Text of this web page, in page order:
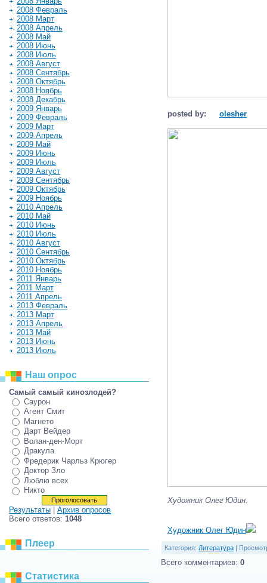
2008 Февраль
2008 Март
2008 Апрель
2008 Май
2008 Июнь
2008 Июль
2008 Август
2008 Сентябрь
2008 Октябрь
2008 Ноябрь
2008 Декабрь
2009 Январь
2009 Февраль
2009 Март
2009 Апрель
2009 Май
2009 Июнь
2009 Июль
2009 Август
2009 Сентябрь
2009 Октябрь
2009 Ноябрь
2010 Апрель
2010 Май
2010 Июнь
2010 Июль
2010 Август
2010 Сентябрь
2010 Октябрь
2010 Ноябрь
2011 Январь
2011 Март
2011 Апрель
2013 Февраль
2013 Март
2013 Апрель
2013 Май
2013 Июнь
2013 Июль
Наш опрос
Самый самый кинозлодей?
Саурон
Агент Смит
Магнето
Дарт Вейдер
Волан-ден-Морт
Дракула
Фредерик Чарльз Крюгер
Доктор Зло
Люблю всех
Никто
Результаты
Архив опросов
Всего ответов: 1048
Плеер
Статистика
posted by: olesher
Художник Олег Юдин.
Художник Олег Юдин
Категория: Литература
Всего комментариев: 0